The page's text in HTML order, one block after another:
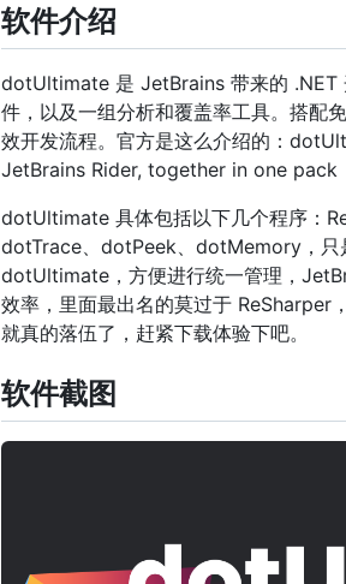
软件介绍
dotUltimate 是 JetBrains 带来的 .NET
件，以及一组分析和覆盖率工具。搭配
效开发流程。官方是这么介绍的：
JetBrains Rider, together in one pack
dotUltimate 具体包括以下几个程序：
dotTrace、dotPeek、dotMemory，只
dotUltimate，方便进行统一管理，
效率，里面最出名的莫过于 ReSharper
就真的落伍了，赶紧下载体验下吧。
软件截图